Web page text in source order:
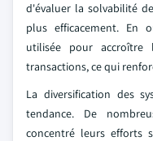
d'évaluer la solvabilité
plus efficacement. En
utilisée pour accroître
transactions, ce qui
La diversification des
tendance. De
concentré leurs efforts